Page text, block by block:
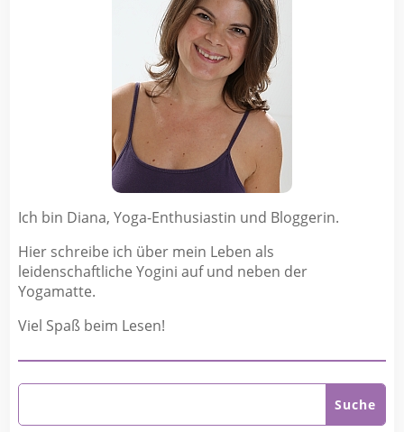
Ich bin Diana, Yoga-Enthusiastin und Bloggerin.
Hier schreibe ich über mein Leben als
leidenschaftliche Yogini auf und neben der
Yogamatte.
Viel Spaß beim Lesen!